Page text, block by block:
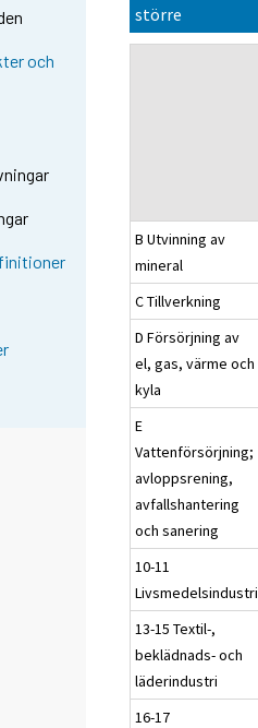
och
större
B Utvinning av
mineral
C Tillverkning
D Försörjning av
el, gas, värme och
kyla
E
Vattenförsörjning;
avloppsrening,
avfallshantering
och sanering
10-11
Livsmedelsindustri
13-15 Textil-,
beklädnads- och
läderindustri
16-17